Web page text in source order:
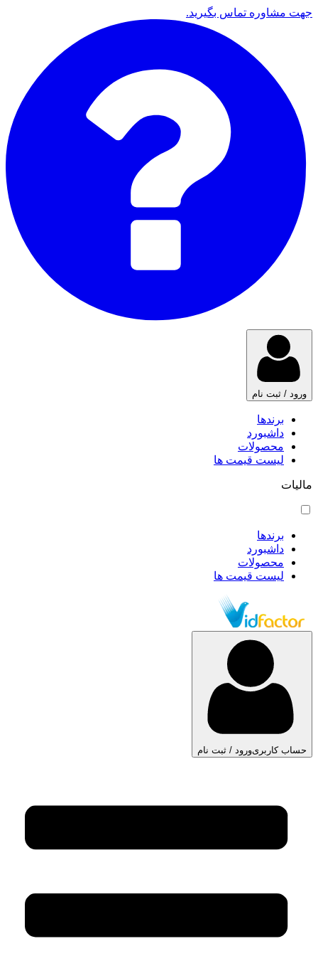
جهت مشاوره تماس بگیرید.
ورود / ثبت نام
برندها
داشبورد
محصولات
لیست قیمت ها
مالیات
برندها
داشبورد
محصولات
لیست قیمت ها
حساب کاربریورود / ثبت نام